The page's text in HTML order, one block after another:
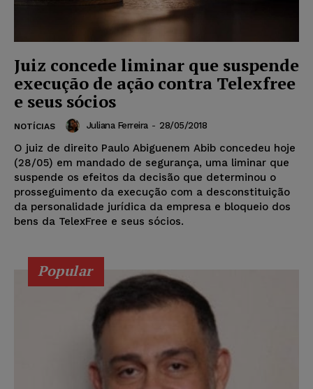
Juiz concede liminar que suspende
execução de ação contra Telexfree
e seus sócios
NOTÍCIAS Juliana Ferreira - 28/05/2018
O juiz de direito Paulo Abiguenem Abib concedeu hoje
(28/05) em mandado de segurança, uma liminar que
suspende os efeitos da decisão que determinou o
prosseguimento da execução com a desconstituição
da personalidade jurídica da empresa e bloqueio dos
bens da TelexFree e seus sócios.
Popular